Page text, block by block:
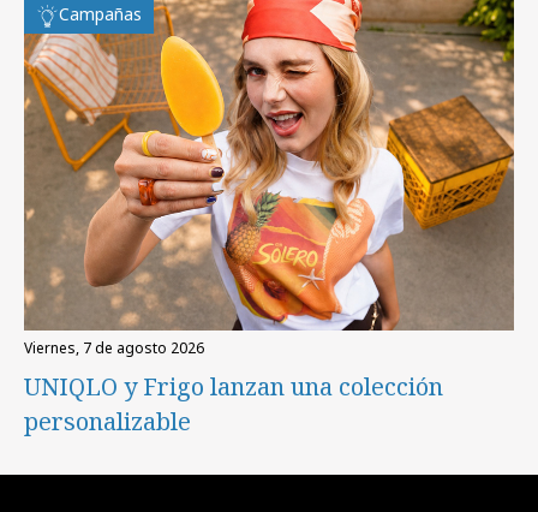
Campañas
viernes, 7 de agosto 2026
UNIQLO y Frigo lanzan una colección
personalizable